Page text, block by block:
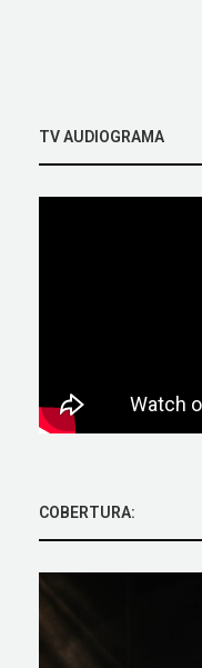
TV AUDIOGRAMA
COBERTURA: